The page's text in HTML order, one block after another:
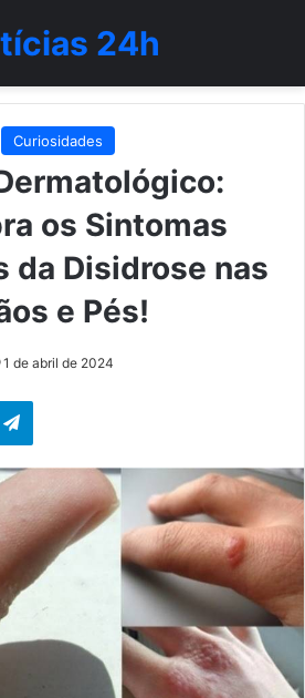
24h
Curiosidades
os Sintomas
da Disidrose nas
e Pés!
1 de abril de 2024
Telegram